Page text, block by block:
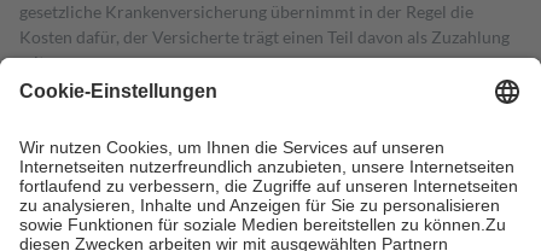
gesetzliche Krankenversicherung übernimmt in der Regel die
Kosten dafür, der Versicherte trägt einen Teil davon als Zuzahlung
mit.
Grundsätzlich leisten Mitglieder Zuzahlungen in Höhe von zehn
höchstens zehn Euro.
Es sind jedoch nie mehr als die tatsächlichen
Kosten der Leistung zu entrichten.
Diese Regeln gelten grundsätzlich auch für Online-Apotheken.
Bei Heilmitteln und häuslicher Krankenpflege beträgt die
Zuzahlung zehn Prozent der Kosten sowie zehn Euro je